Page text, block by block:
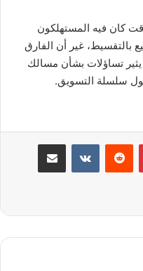
كان فيه المستهلكون
بالتقسيط، غير أن الفارق
يثير تساؤلات بشأن مسالك
سلسلة التسويق.
بينتيريست مشاركة عبر البريد